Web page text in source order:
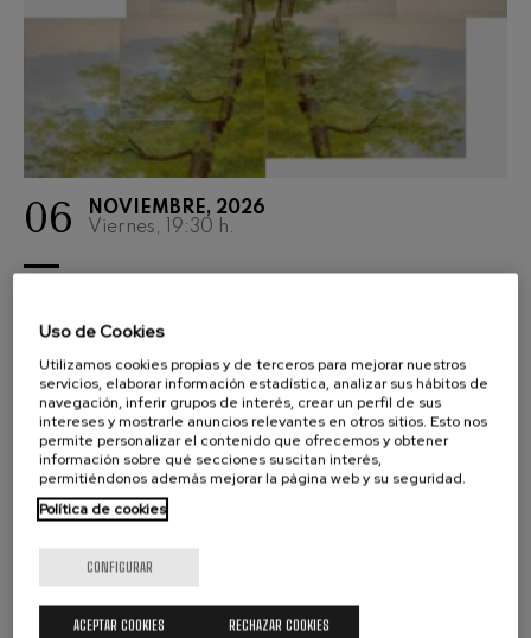
06
NOVIEMBRE, 2026
Viernes, 19:30 h.
AITA DONOSTIA: LA VIE
PROFONDE DE SAINT
FRANÇOIS D'ASSISE
ERNEST MARTÍNEZ IZQUIERDO
Donostia-San Sebastián A
COMPRAR ENTRADAS
Uso de Cookies
Utilizamos cookies propias y de terceros para mejorar nuestros
servicios, elaborar información estadística, analizar sus hábitos de
navegación, inferir grupos de interés, crear un perfil de sus
intereses y mostrarle anuncios relevantes en otros sitios. Esto nos
permite personalizar el contenido que ofrecemos y obtener
información sobre qué secciones suscitan interés,
permitiéndonos además mejorar la página web y su seguridad.
Política de cookies
CONFIGURAR
RECHAZAR COOKIES
ACEPTAR COOKIES